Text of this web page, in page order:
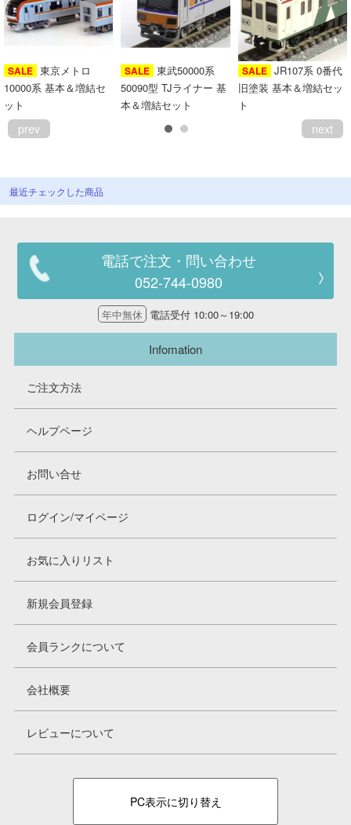
ログイン/マイページ
新規会員登録
会員ランクについて
会社概要
© 2026 Mid Japan, Inc.
SALE 東京メトロ
10000系 基本＆増結セ
ット
SALE 東武50000系
50090型 TJライナー 基
本＆増結セット
SALE JR107系 0番代
旧塗装 基本＆増結セッ
ト
prev next
最近チェックした商品
電話で注文・問い合わせ
052-744-0980
年中無休 電話受付 10:00～19:00
Infomation
ご注文方法
ヘルプページ
お問い合せ
ログイン/マイページ
お気に入りリスト
新規会員登録
会員ランクについて
会社概要
レビューについて
PC表示に切り替え